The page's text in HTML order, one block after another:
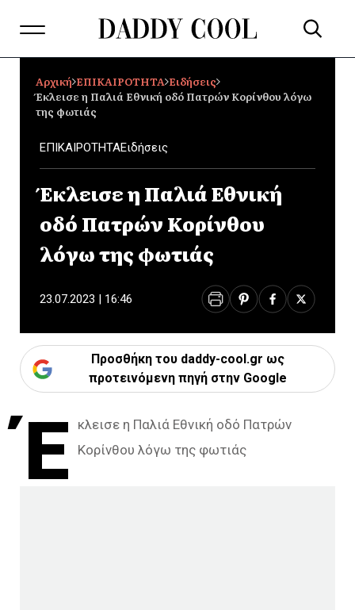
Αρχική ΕΠΙΚΑΙΡΟΤΗΤΑ Ειδήσεις
Έκλεισε η Παλιά Εθνική οδό Πατρών Κορίνθου λόγω
της φωτιάς
ΕΠΙΚΑΙΡΟΤΗΤΑΕιδήσεις
Έκλεισε η Παλιά Εθνική
οδό Πατρών Κορίνθου
λόγω της φωτιάς
23.07.2023 | 16:46
Προσθήκη του daddy-cool.gr ως
προτεινόμενη πηγή στην Google
Έ
κλεισε η Παλιά Εθνική οδό Πατρών
Κορίνθου λόγω της φωτιάς